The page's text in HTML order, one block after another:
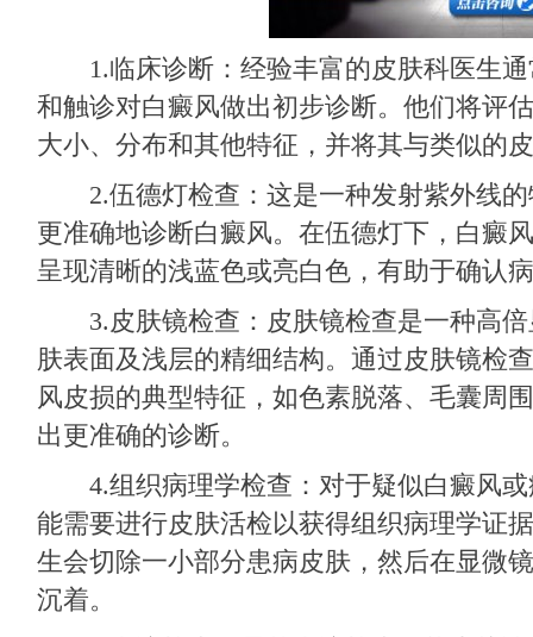
1.临床诊断：经验丰富的皮肤科医生通
和触诊对白癜风做出初步诊断。他们将评
大小、分布和其他特征，并将其与类似的
2.伍德灯检查：这是一种发射紫外线的
更准确地诊断白癜风。在伍德灯下，白癜
呈现清晰的浅蓝色或亮白色，有助于确认
3.皮肤镜检查：皮肤镜检查是一种高倍
肤表面及浅层的精细结构。通过皮肤镜检
风皮损的典型特征，如色素脱落、毛囊周
出更准确的诊断。
4.组织病理学检查：对于疑似白癜风或
能需要进行皮肤活检以获得组织病理学证
生会切除一小部分患病皮肤，然后在显微
沉着。